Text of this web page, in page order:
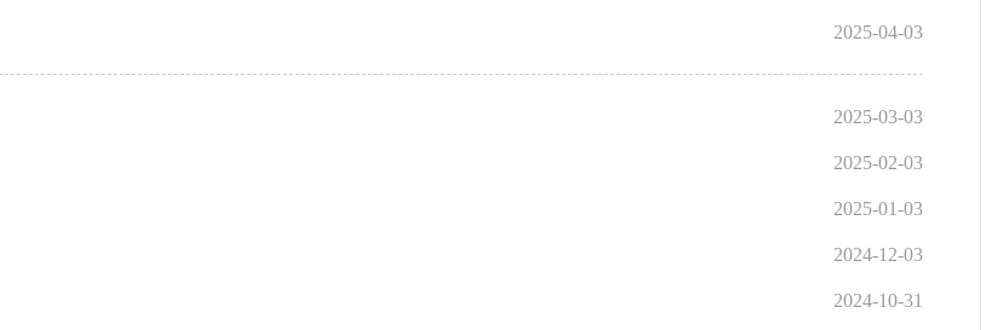
2025-04-03
2025-03-03
2025-02-03
2025-01-03
2024-12-03
2024-10-31